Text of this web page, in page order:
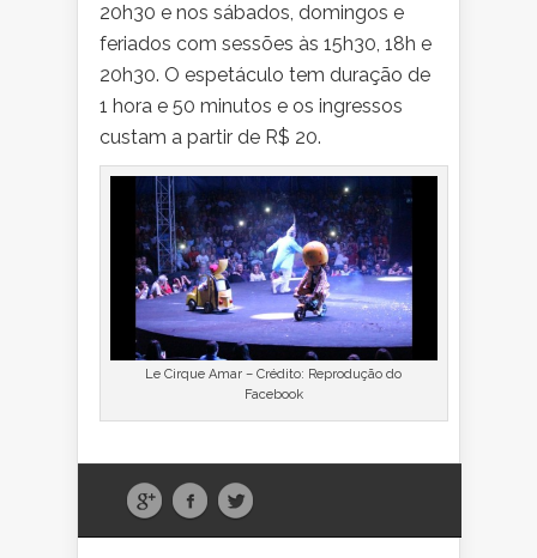
20h30 e nos sábados, domingos e
feriados com sessões às 15h30, 18h e
20h30. O espetáculo tem duração de
1 hora e 50 minutos e os ingressos
custam a partir de R$ 20.
Le Cirque Amar – Crédito: Reprodução do
Facebook